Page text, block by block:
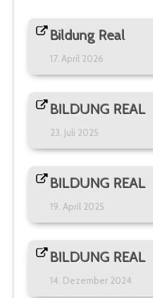
Bildung Real
17. April 2026
BILDUNG REAL
23. Juli 2025
BILDUNG REAL
19. April 2025
BILDUNG REAL
14. Dezember 2024